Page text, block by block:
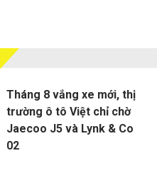
Tháng 8 vắng xe mới, thị
trường ô tô Việt chỉ chờ
Jaecoo J5 và Lynk & Co
02